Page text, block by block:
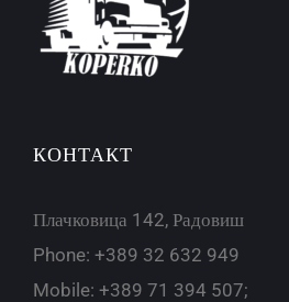
КОНТАКТ
Плачковица 142, Радовиш
Phone: +389 32 632 949
Mobile: +389 71 394 507;